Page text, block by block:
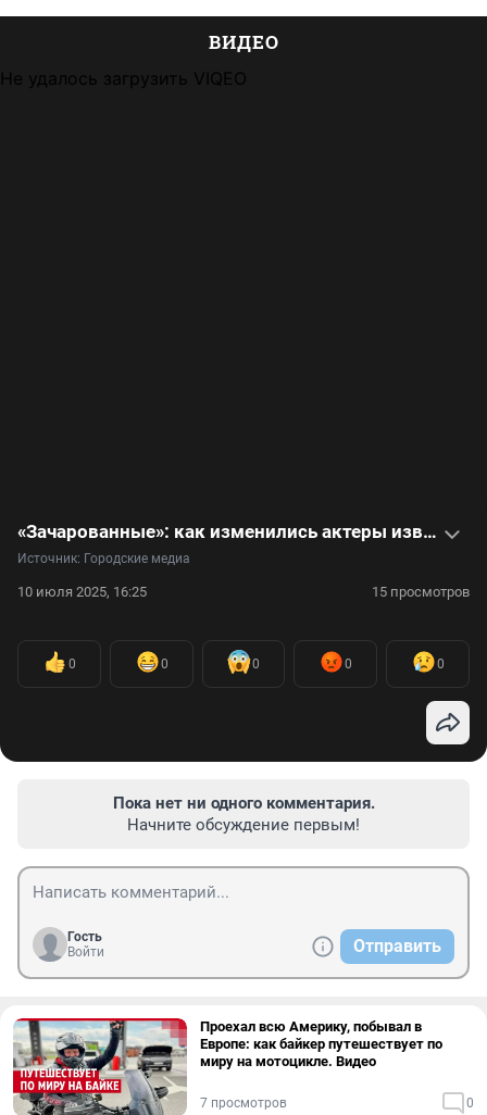
ВИДЕО
Не удалось загрузить VIQEO
«Зачарованные»: как изменились актеры известного сериала. Видео
Источник: Городские медиа
10 июля 2025, 16:25 15 просмотров
0 0 0 0 0
Пока нет ни одного комментария.
Начните обсуждение первым!
Гость
Войти
Отправить
Проехал всю Америку, побывал в
Европе: как байкер путешествует по
миру на мотоцикле. Видео
7 просмотров 0